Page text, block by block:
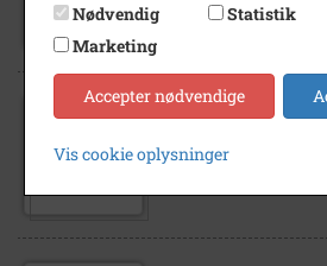
1992
Miljø-Patrulje bilen
Nødvendig
Statistik
Marketing
Accepter nødvendige
Vis cookie oplysninger